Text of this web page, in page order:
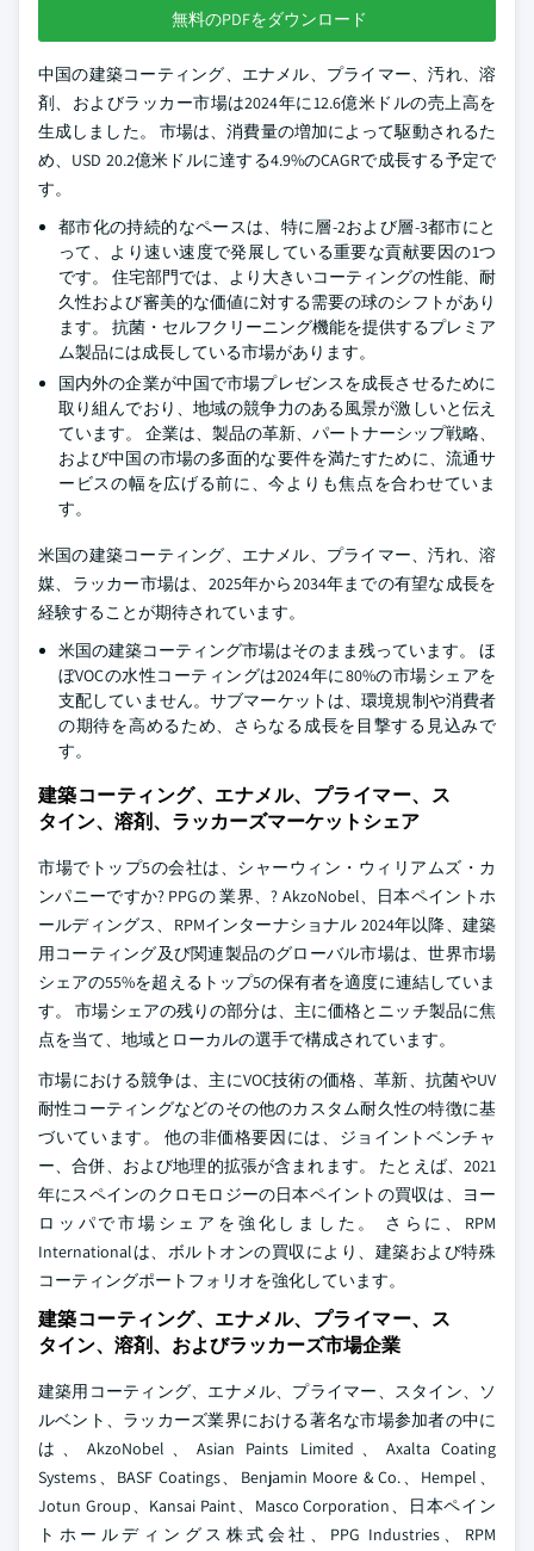
無料のPDFをダウンロード
中国の建築コーティング、エナメル、プライマー、汚れ、溶
剤、およびラッカー市場は2024年に12.6億米ドルの売上高を
生成しました。 市場は、消費量の増加によって駆動されるた
め、USD 20.2億米ドルに達する4.9%のCAGRで成長する予定で
す。
都市化の持続的なペースは、特に層-2および層-3都市にと
って、より速い速度で発展している重要な貢献要因の1つ
です。 住宅部門では、より大きいコーティングの性能、耐
久性および審美的な価値に対する需要の球のシフトがあり
ます。 抗菌・セルフクリーニング機能を提供するプレミア
ム製品には成長している市場があります。
国内外の企業が中国で市場プレゼンスを成長させるために
取り組んでおり、地域の競争力のある風景が激しいと伝え
ています。 企業は、製品の革新、パートナーシップ戦略、
および中国の市場の多面的な要件を満たすために、流通サ
ービスの幅を広げる前に、今よりも焦点を合わせていま
す。
米国の建築コーティング、エナメル、プライマー、汚れ、溶
媒、ラッカー市場は、2025年から2034年までの有望な成長を
経験することが期待されています。
米国の建築コーティング市場はそのまま残っています。 ほ
ぼVOCの水性コーティングは2024年に80%の市場シェアを
支配していません。サブマーケットは、環境規制や消費者
の期待を高めるため、さらなる成長を目撃する見込みで
す。
建築コーティング、エナメル、プライマー、ス
タイン、溶剤、ラッカーズマーケットシェア
市場でトップ5の会社は、シャーウィン・ウィリアムズ・カ
ンパニーですか? PPGの 業界、? AkzoNobel、日本ペイントホ
ールディングス、RPMインターナショナル 2024年以降、建築
用コーティング及び関連製品のグローバル市場は、世界市場
シェアの55%を超えるトップ5の保有者を適度に連結していま
す。 市場シェアの残りの部分は、主に価格とニッチ製品に焦
点を当て、地域とローカルの選手で構成されています。
市場における競争は、主にVOC技術の価格、革新、抗菌やUV
耐性コーティングなどのその他のカスタム耐久性の特徴に基
づいています。 他の非価格要因には、ジョイントベンチャ
ー、合併、および地理的拡張が含まれます。 たとえば、2021
年にスペインのクロモロジーの日本ペイントの買収は、ヨー
ロッパで市場シェアを強化しました。 さらに、RPM
Internationalは、ボルトオンの買収により、建築および特殊
コーティングポートフォリオを強化しています。
建築コーティング、エナメル、プライマー、ス
タイン、溶剤、およびラッカーズ市場企業
建築用コーティング、エナメル、プライマー、スタイン、ソ
ルベント、ラッカーズ業界における著名な市場参加者の中に
は、AkzoNobel、Asian Paints Limited、Axalta Coating
Systems、BASF Coatings、Benjamin Moore & Co.、Hempel、
Jotun Group、Kansai Paint、Masco Corporation、日本ペイン
トホールディングス株式会社、PPG Industries、RPM